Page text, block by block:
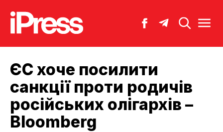
ЄС хоче посилити
санкції проти родичів
російських олігархів –
Bloomberg